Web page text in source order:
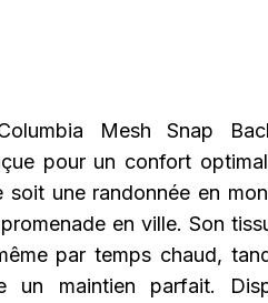
Mesh Snap
pour un confort
soit une randonnée en
en ville. Son
par temps chaud,
un maintien parfait.